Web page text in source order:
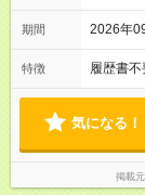
期間 2026年
特徴 履歴書不
気になる！
掲載